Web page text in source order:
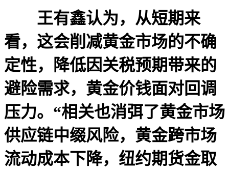
王有鑫认为，从短期来
看，这会削减黄金市场的不确
定性，降低因关税预期带来的
避险需求，黄金价钱面对回调
压力。“相关也消弭了黄金市场
供应链中缀风险，黄金跨市场
流动成本下降，纽约期货金取